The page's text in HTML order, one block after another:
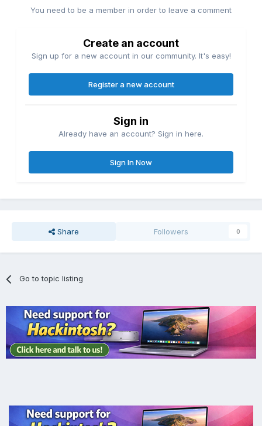
You need to be a member in order to leave a comment
Create an account
Sign up for a new account in our community. It's easy!
Register a new account
Sign in
Already have an account? Sign in here.
Sign In Now
Share Followers 0
Go to topic listing